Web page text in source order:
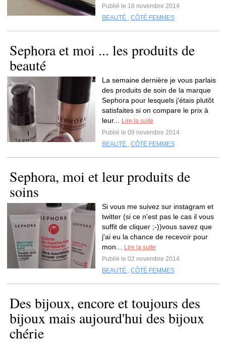
Publié le 16 novembre 2014
BEAUTÉ , CÔTÉ FEMMES
Sephora et moi ... les produits de
beauté
La semaine dernière je vous parlais
des produits de soin de la marque
Sephora pour lesquels j'étais plutôt
satisfaites si on compare le prix à
leur...
Lire la suite
Publié le 09 novembre 2014
BEAUTÉ , CÔTÉ FEMMES
Sephora, moi et leur produits de
soins
Si vous me suivez sur instagram et
twitter (si ce n'est pas le cas il vous
suffit de cliquer ;-))vous savez que
j'ai eu la chance de recevoir pour
mon...
Lire la suite
Publié le 02 novembre 2014
BEAUTÉ , CÔTÉ FEMMES
Des bijoux, encore et toujours des
bijoux mais aujourd'hui des bijoux
chérie